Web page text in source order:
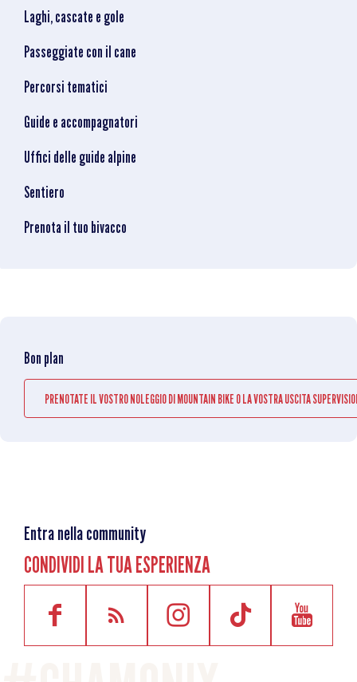
Laghi, cascate e gole
Passeggiate con il cane
Percorsi tematici
Guide e accompagnatori
Uffici delle guide alpine
Sentiero
Prenota il tuo bivacco
Bon plan
PRENOTATE IL VOSTRO NOLEGGIO DI MOUNTAIN BIKE O LA VOSTRA USCITA
Entra nella community
CONDIVIDI LA TUA ESPERIENZA